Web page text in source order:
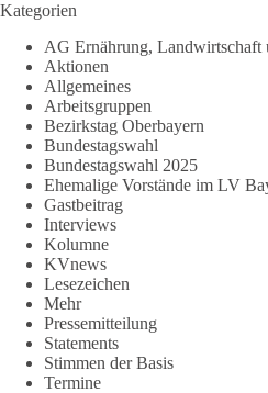
Kategorien
AG Ernährung, Landwirtschaft
Aktionen
Allgemeines
Arbeitsgruppen
Bezirkstag Oberbayern
Bundestagswahl
Bundestagswahl 2025
Ehemalige Vorstände im LV
Gastbeitrag
Interviews
Kolumne
KVnews
Lesezeichen
Mehr
Pressemitteilung
Statements
Stimmen der Basis
Termine